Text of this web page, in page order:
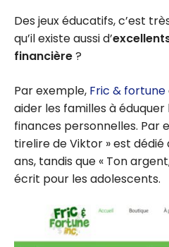
Des jeux éducatifs, c’est
qu’il existe aussi d’
financière?
Par exemple, Fric & fortune
aider les familles à
finances personnelles. Par
tirelire de Viktor » est dédié
ans, tandis que « Ton
écrit pour les adolescents.